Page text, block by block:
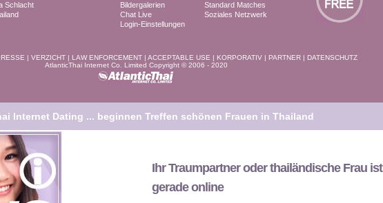
Schlacht
Bildergalerien
Chat Live
Login-Einstellungen
Standard Matches
Soziales Netzwerk
| VERZICHT | LAW ENFORCEMENT | ACCEPTABLE USE | KORPORATIV | PARTNER | DATENSCHUTZ
AtlanticThai Internet Co. Limited Copyright © 2006 - 2020
Internet Dating ... beginnen Treffen schönen Frauen in Thailand
Ihr Traumpartner oder thailändische Frau ist
gerade online